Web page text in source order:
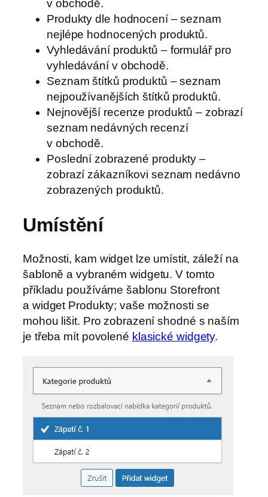
v obchodě.
Produkty dle hodnocení – seznam
nejlépe hodnocených produktů.
Vyhledávání produktů – formulář pro
vyhledávání v obchodě.
Seznam štítků produktů – seznam
nejpoužívanějších štítků produktů.
Nejnovější recenze produktů – zobrazí
seznam nedávných recenzí
v obchodě.
Poslední zobrazené produkty –
zobrazí zákazníkovi seznam nedávno
zobrazených produktů.
Umístění
Možnosti, kam widget lze umístit, záleží na
šabloně a vybraném widgetu. V tomto
příkladu používáme šablonu Storefront
a widget Produkty; vaše možnosti se
mohou lišit. Pro zobrazení shodné s naším
je třeba mít povolené klasické widgety.